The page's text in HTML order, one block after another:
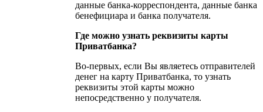
данные банка-корреспондента, данные банка
бенефициара и банка получателя.
Где можно узнать реквизиты карты
Приватбанка?
Во-первых, если Вы являетесь отправителей
денег на карту Приватбанка, то узнать
реквизиты этой карты можно
непосредственно у получателя.